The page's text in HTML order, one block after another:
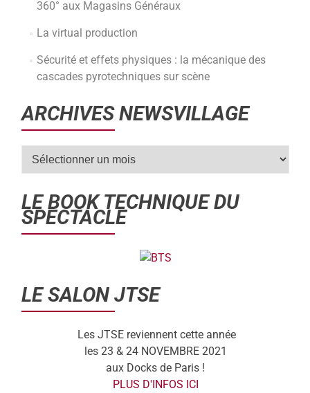
360° aux Magasins Généraux
La virtual production
Sécurité et effets physiques : la mécanique des
cascades pyrotechniques sur scène
ARCHIVES NEWSVILLAGE
LE BOOK TECHNIQUE DU
SPECTACLE
LE SALON JTSE
Les JTSE reviennent cette année
les 23 & 24 NOVEMBRE 2021
aux Docks de Paris !
PLUS D'INFOS ICI